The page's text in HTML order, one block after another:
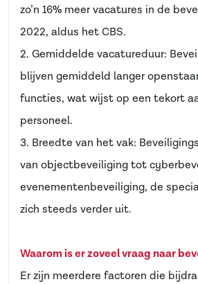
zo’n 16% meer vacatures in de
2022, aldus het CBS.
2. Gemiddelde vacatureduur:
blijven gemiddeld langer
functies, wat wijst op een tekort
personeel.
3. Breedte van het vak:
van objectbeveiliging tot
evenementenbeveiliging, de
zich steeds verder uit.
Waarom is er zoveel vraag naar
Er zijn meerdere factoren die